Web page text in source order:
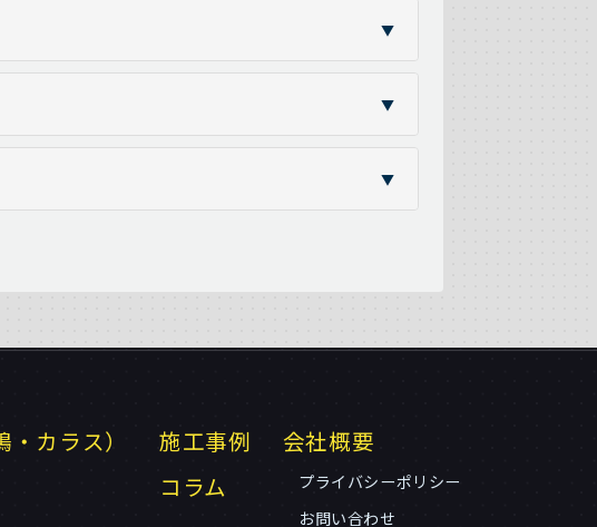
▼
▼
▼
カラス）
施工事例
コラム
会社概要
プライバシーポリシー
お問い合わせ